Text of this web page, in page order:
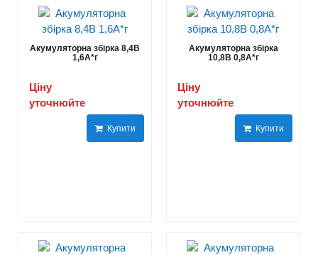
Акумуляторна збірка 8,4В
1,6A*г
Ціну
уточнюйте
Купити
Акумуляторна збірка
10,8В 0,8A*г
Ціну
уточнюйте
Купити